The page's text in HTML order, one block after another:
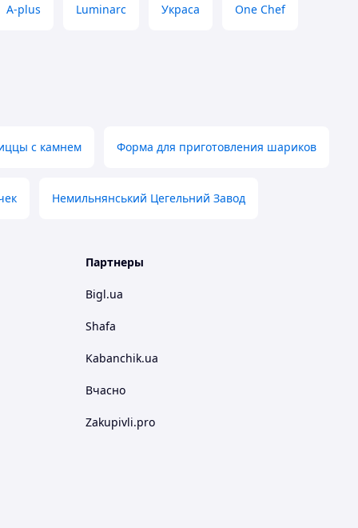
A-plus Luminarc Украса One Chef
с камнем Форма для приготовления шариков
Немильнянський Цегельний Завод
Партнеры
Bigl.ua
Shafa
Kabanchik.ua
Вчасно
Zakupivli.pro